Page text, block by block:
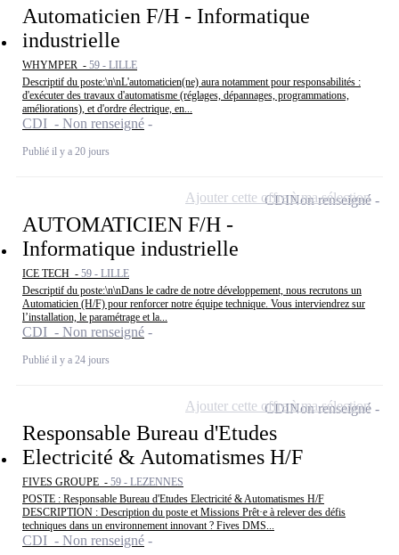
Automaticien F/H - Informatique
industrielle
WHYMPER - 59 - LILLE
Descriptif du poste:\n\nL'automaticien(ne) aura notamment pour responsabilités :
d'exécuter des travaux d'automatisme (réglages, dépannages, programmations,
améliorations), et d'ordre électrique, en...
CDI - Non renseigné
Publié il y a 20 jours
AUTOMATICIEN F/H -
Informatique industrielle
ICE TECH - 59 - LILLE
Descriptif du poste:\n\nDans le cadre de notre développement, nous recrutons un
Automaticien (H/F) pour renforcer notre équipe technique. Vous interviendrez sur
l’installation, le paramétrage et la...
CDI - Non renseigné
Publié il y a 24 jours
CDINon renseigné
Ajouter cette offre à ma sélection
Responsable Bureau d'Etudes
Electricité & Automatismes H/F
FIVES GROUPE - 59 - LEZENNES
POSTE : Responsable Bureau d'Etudes Electricité & Automatismes H/F
DESCRIPTION : Description du poste et Missions Prêt·e à relever des défis
techniques dans un environnement innovant ? Fives DMS...
CDI - Non renseigné
CDINon renseigné
Ajouter cette offre à ma sélection